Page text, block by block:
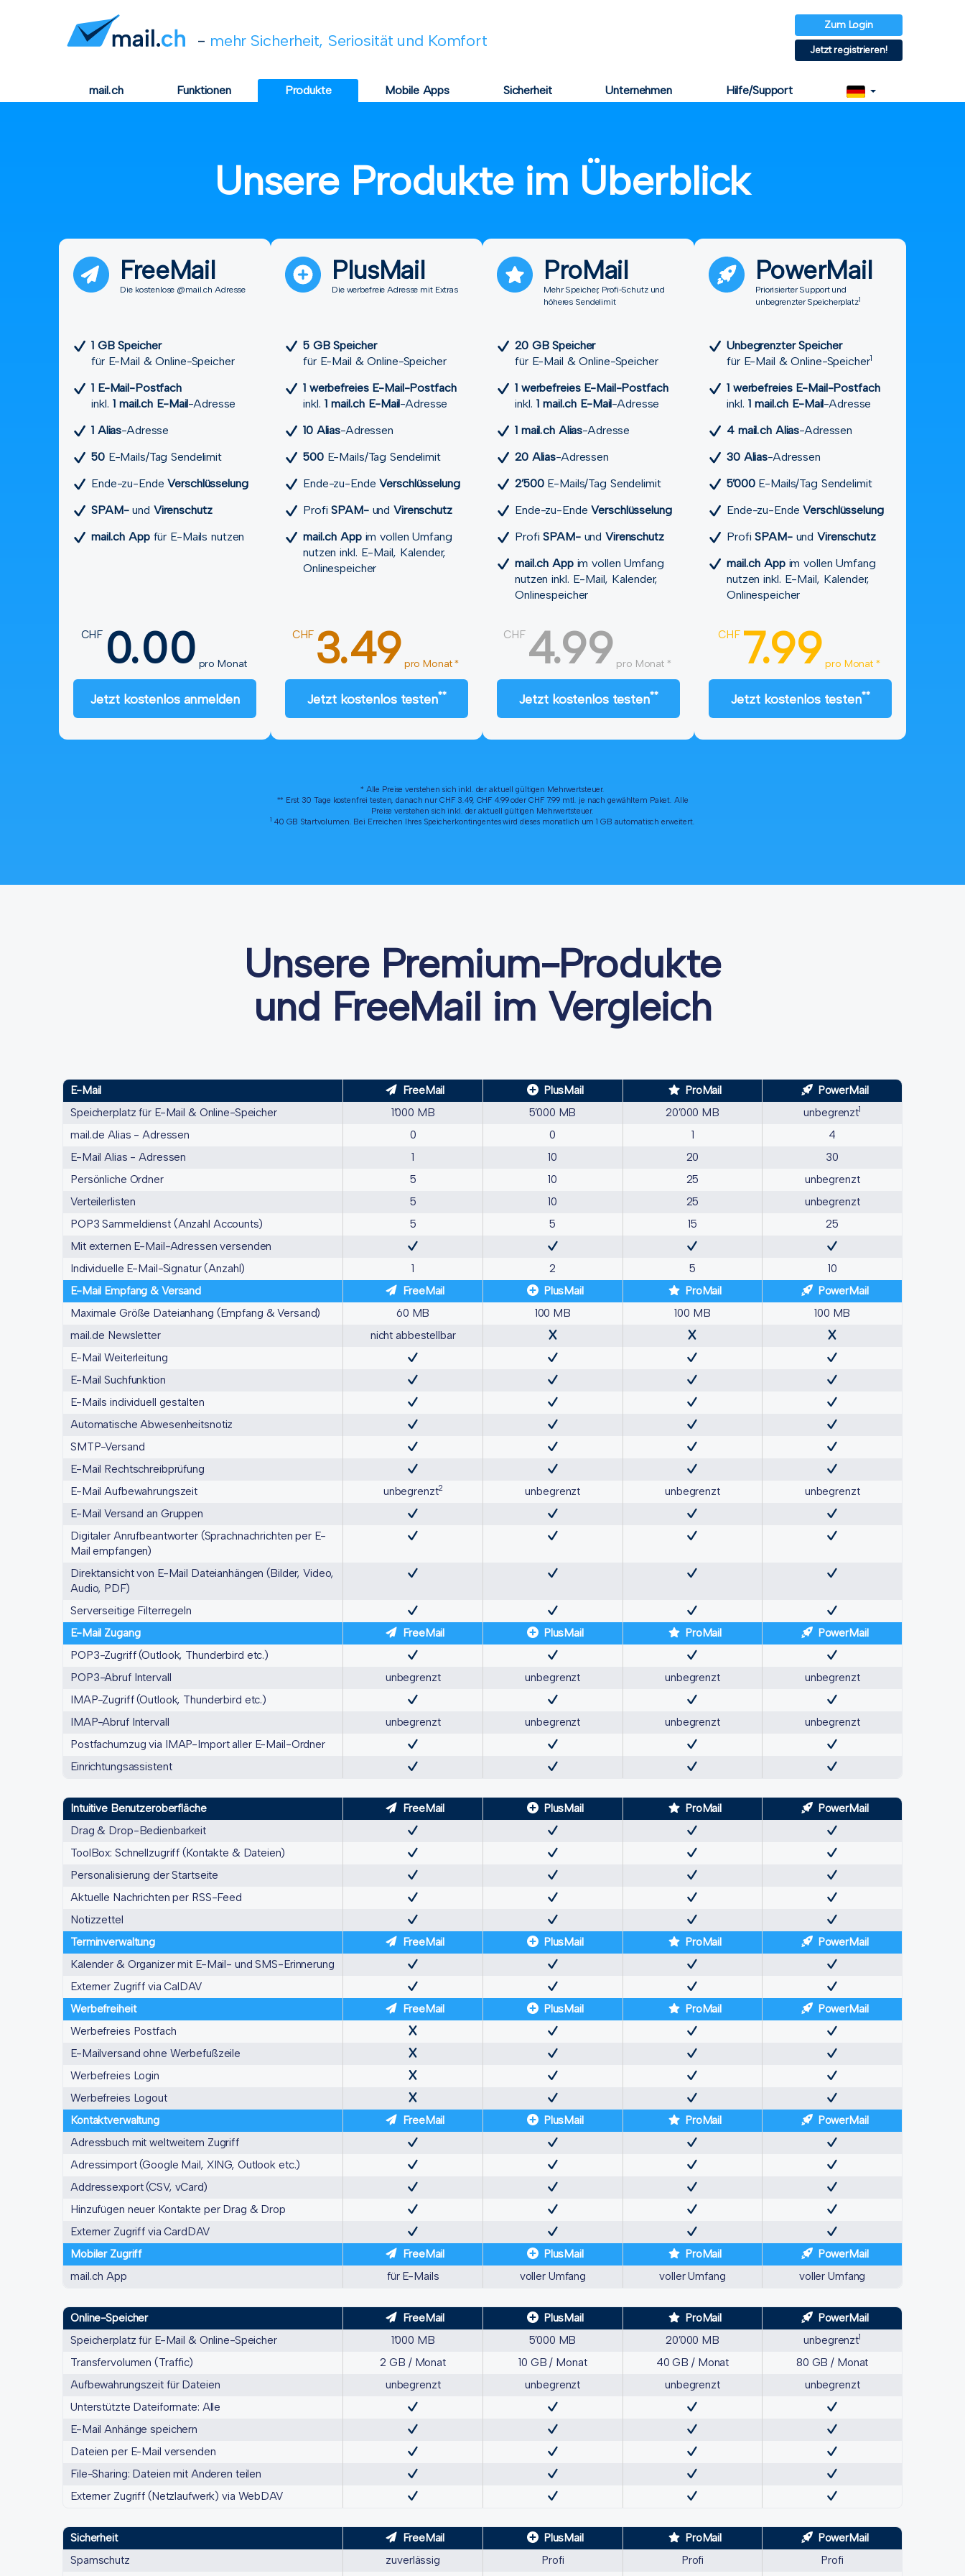
- mehr Sicherheit, Seriosität und Komfort
Zum Login
Jetzt registrieren!
mail.ch Funktionen Produkte Mobile Apps Sicherheit Unternehmen Hilfe/Support
Unsere Produkte im Überblick
FreeMail
Die kostenlose @mail.ch Adresse
1 GB Speicher
für E-Mail & Online-Speicher
1 E-Mail-Postfach
inkl.1 mail.ch E-Mail-Adresse
1 Alias-Adresse
50E-Mails/Tag Sendelimit
Ende-zu-EndeVerschlüsselung
SPAM-und Viren­schutz
mail.ch Appfür E-Mails nutzen
CHF 0.00 pro Monat
Jetzt kostenlos anmelden
PlusMail
Die werbefreie Adresse mit Extras
5 GB Speicher
für E-Mail & Online-Speicher
1 werbefreies E-Mail-Postfach
inkl.1 mail.ch E-Mail-Adresse
10 Alias-Adressen
500E-Mails/Tag Sendelimit
Ende-zu-EndeVerschlüsselung
ProfiSPAM-und Viren­schutz
mail.ch Appim vollen Umfang
nutzen inkl. E-Mail, Kalender,
Onlinespeicher
CHF 3.49 pro Monat *
Jetzt kostenlos testen**
ProMail
Mehr Speicher, Profi-Schutz und
höheres Sendelimit
20 GB Speicher
für E-Mail & Online-Speicher
1 werbefreies E-Mail-Postfach
inkl.1 mail.ch E-Mail-Adresse
1 mail.ch Alias-Adresse
20 Alias-Adressen
2’500E-Mails/Tag Sendelimit
Ende-zu-EndeVerschlüsselung
ProfiSPAM-und Viren­schutz
mail.ch Appim vollen Umfang
nutzen inkl. E-Mail, Kalender,
Onlinespeicher
CHF 4.99 pro Monat *
Jetzt kostenlos testen**
PowerMail
Priorisierter Support und
unbegrenzter Speicherplatz1
Unbegrenzter Speicher
für E-Mail & Online-Speicher1
1 werbefreies E-Mail-Postfach
inkl.1 mail.ch E-Mail-Adresse
4 mail.ch Alias-Adressen
30 Alias-Adressen
5’000E-Mails/Tag Sendelimit
Ende-zu-EndeVerschlüsselung
ProfiSPAM-und Viren­schutz
mail.ch Appim vollen Umfang
nutzen inkl. E-Mail, Kalender,
Onlinespeicher
CHF 7.99 pro Monat *
Jetzt kostenlos testen**
* Alle Preise verstehen sich inkl. der aktuell gültigen Mehrwertsteuer.
** Erst 30 Tage kostenfrei testen, danach nur CHF 3.49, CHF 4.99 oder CHF 7.99 mtl. je nach gewähltem Paket. Alle
Preise verstehen sich inkl. der aktuell gültigen Mehrwertsteuer.
1 40 GB Startvolumen. Bei Erreichen Ihres Speicherkontingentes wird dieses monatlich um 1 GB automatisch erweitert.
Unsere Premium-Produkte
und FreeMail im Vergleich
E-Mail FreeMail PlusMail ProMail
PowerMail
Speicherplatz für E-Mail & Online-Speicher
1’000 MB 5’000 MB 20’000 MB unbegrenzt1
mail.de Alias - Adressen 0 0 1
4
E-Mail Alias - Adressen
1 10 20
30
Persönliche Ordner
5 10 25
unbegrenzt
Verteilerlisten
5 10 25
unbegrenzt
POP3 Sammeldienst (Anzahl Accounts)
5 5 15
25
Mit externen E-Mail-Adressen versenden
Individuelle E-Mail-Signatur (Anzahl)
1 2 5
10
E-Mail Empfang & Versand
FreeMail PlusMail ProMail
PowerMail
Maximale Größe Dateianhang (Empfang & Versand)
60 MB 100 MB 100 MB
100 MB
mail.de Newsletter
nicht abbestellbar
E-Mail Weiterleitung
E-Mail Suchfunktion
E-Mails individuell gestalten
Automatische Abwesenheitsnotiz
SMTP-Versand
E-Mail Rechtschreibprüfung
E-Mail Aufbewahrungszeit
unbegrenzt2 unbegrenzt unbegrenzt
unbegrenzt
E-Mail Versand an Gruppen
Digitaler Anrufbeantworter (Sprachnachrichten per E-
Mail empfangen)
Direktansicht von E-Mail Dateianhängen (Bilder, Video,
Audio, PDF)
Serverseitige Filterregeln
E-Mail Zugang
FreeMail PlusMail ProMail
PowerMail
POP3-Zugriff (Outlook, Thunderbird etc.)
POP3-Abruf Intervall
unbegrenzt unbegrenzt unbegrenzt
unbegrenzt
IMAP-Zugriff (Outlook, Thunderbird etc.)
IMAP-Abruf Intervall
unbegrenzt unbegrenzt unbegrenzt
unbegrenzt
Postfachumzug via IMAP-Import aller E-Mail-Ordner
Einrichtungsassistent
Intuitive Benutzeroberfläche FreeMail PlusMail ProMail
PowerMail
Drag & Drop-Bedienbarkeit
ToolBox: Schnellzugriff (Kontakte & Dateien)
Personalisierung der Startseite
Aktuelle Nachrichten per RSS-Feed
Notizzettel
Terminverwaltung
FreeMail PlusMail ProMail
PowerMail
Kalender & Organizer mit E-Mail- und SMS-Erinnerung
Externer Zugriff via CalDAV
Werbefreiheit
FreeMail PlusMail ProMail
PowerMail
Werbefreies Postfach
E-Mailversand ohne Werbefußzeile
Werbefreies Login
Werbefreies Logout
Kontaktverwaltung
FreeMail PlusMail ProMail
PowerMail
Adressbuch mit weltweitem Zugriff
Adressimport (Google Mail, XING, Outlook etc.)
Addressexport (CSV, vCard)
Hinzufügen neuer Kontakte per Drag & Drop
Externer Zugriff via CardDAV
Mobiler Zugriff
FreeMail PlusMail ProMail
PowerMail
mail.ch App
für E-Mails voller Umfang voller Umfang voller Umfang
Online-Speicher FreeMail PlusMail ProMail
PowerMail
Speicherplatz für E-Mail & Online-Speicher
1’000 MB 5’000 MB 20’000 MB unbegrenzt1
Transfervolumen (Traffic) 2 GB / Monat 10 GB / Monat 40 GB / Monat
80 GB / Monat
Aufbewahrungszeit für Dateien
unbegrenzt unbegrenzt unbegrenzt
unbegrenzt
Unterstützte Dateiformate: Alle
E-Mail Anhänge speichern
Dateien per E-Mail versenden
File-Sharing: Dateien mit Anderen teilen
Externer Zugriff (Netzlaufwerk) via WebDAV
Sicherheit FreeMail PlusMail ProMail
PowerMail
Spamschutz
zuverlässig Profi Profi Profi